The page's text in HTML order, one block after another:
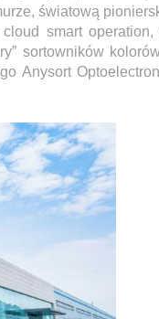
światową
smart operation,
sortowników
Anysort